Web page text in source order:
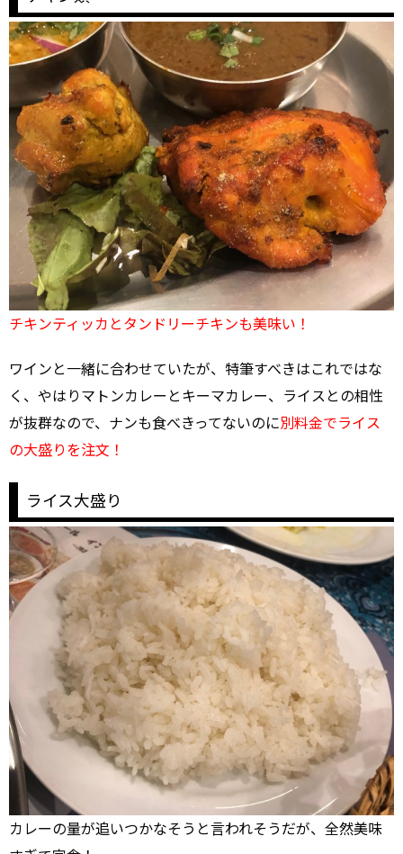
チキンティッカとタンドリーチキンも美味い！
ワインと一緒に合わせていたが、特筆すべきはこれではな
く、やはりマトンカレーとキーマカレー、ライスとの相性
が抜群なので、ナンも食べきってないのに別料金でライス
の大盛りを注文！
ライス大盛り
カレーの量が追いつかなそうと言われそうだが、全然美味